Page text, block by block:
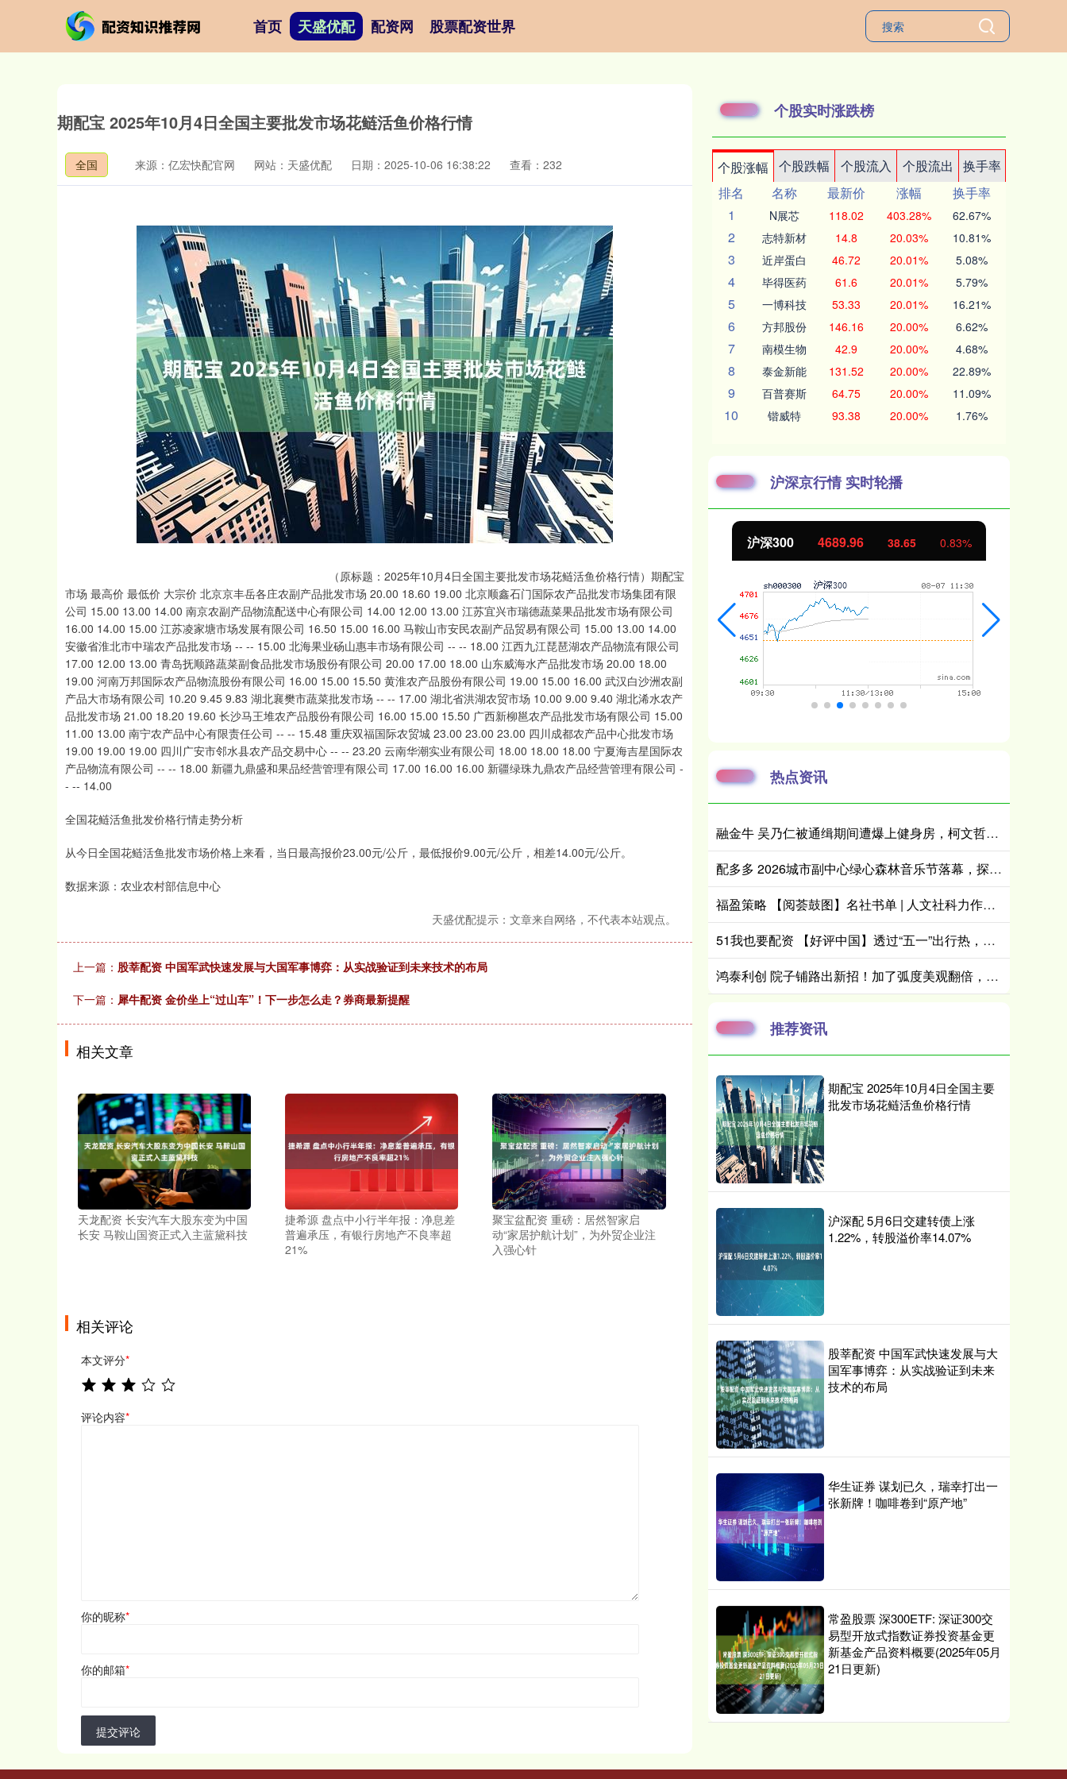
首页 天盛优配 配资网 股票配资世界
期配宝 2025年10月4日全国主要批发市场花鲢活鱼价格行情
全国 来源：亿宏快配官网 网站：天盛优配 日期：2025-10-06 16:38:22 查看：232
（原标题：2025年10月4日全国主要批发市场花鲢活鱼价格行情）期配宝
市场 最高价 最低价 大宗价 北京京丰岳各庄农副产品批发市场 20.00 18.60 19.00 北京顺鑫石门国际农产品批发市场集团有限
公司 15.00 13.00 14.00 南京农副产品物流配送中心有限公司 14.00 12.00 13.00 江苏宜兴市瑞德蔬菜果品批发市场有限公司
16.00 14.00 15.00 江苏凌家塘市场发展有限公司 16.50 15.00 16.00 马鞍山市安民农副产品贸易有限公司 15.00 13.00 14.00
安徽省淮北市中瑞农产品批发市场 -- -- 15.00 北海果业砀山惠丰市场有限公司 -- -- 18.00 江西九江琵琶湖农产品物流有限公司
17.00 12.00 13.00 青岛抚顺路蔬菜副食品批发市场股份有限公司 20.00 17.00 18.00 山东威海水产品批发市场 20.00 18.00
19.00 河南万邦国际农产品物流股份有限公司 16.00 15.00 15.50 黄淮农产品股份有限公司 19.00 15.00 16.00 武汉白沙洲农副
产品大市场有限公司 10.20 9.45 9.83 湖北襄樊市蔬菜批发市场 -- -- 17.00 湖北省洪湖农贸市场 10.00 9.00 9.40 湖北浠水农产
品批发市场 21.00 18.20 19.60 长沙马王堆农产品股份有限公司 16.00 15.00 15.50 广西新柳邕农产品批发市场有限公司 15.00
11.00 13.00 南宁农产品中心有限责任公司 -- -- 15.48 重庆双福国际农贸城 23.00 23.00 23.00 四川成都农产品中心批发市场
19.00 19.00 19.00 四川广安市邻水县农产品交易中心 -- -- 23.20 云南华潮实业有限公司 18.00 18.00 18.00 宁夏海吉星国际农
产品物流有限公司 -- -- 18.00 新疆九鼎盛和果品经营管理有限公司 17.00 16.00 16.00 新疆绿珠九鼎农产品经营管理有限公司 -
- -- 14.00
全国花鲢活鱼批发价格行情走势分析
从今日全国花鲢活鱼批发市场价格上来看，当日最高报价23.00元/公斤，最低报价9.00元/公斤，相差14.00元/公斤。
数据来源：农业农村部信息中心
天盛优配提示：文章来自网络，不代表本站观点。
上一篇： 股莘配资 中国军武快速发展与大国军事博弈：从实战验证到未来技术的布局
下一篇： 犀牛配资 金价坐上“过山车”！下一步怎么走？券商最新提醒
相关文章
天龙配资 长安汽车大股东变为中国
长安 马鞍山国资正式入主蓝黛科技
捷希源 盘点中小行半年报：净息差
普遍承压，有银行房地产不良率超
21%
聚宝盆配资 重磅：居然智家启
动“家居护航计划”，为外贸企业注
入强心针
相关评论
本文评分*
评论内容*
你的昵称*
你的邮箱*
提交评论
个股实时涨跌榜
个股涨幅 个股跌幅 个股流入 个股流出
换手率
排名
名称 最新价 涨幅
换手率
1
N展芯 118.02 403.28% 62.67%
2 志特新材 14.8 20.03% 10.81%
3 近岸蛋白 46.72 20.01% 5.08%
4 毕得医药 61.6 20.01% 5.79%
5 一博科技 53.33 20.01% 16.21%
6 方邦股份 146.16 20.00% 6.62%
7 南模生物 42.9 20.00% 4.68%
8 泰金新能 131.52 20.00% 22.89%
9 百普赛斯 64.75 20.00% 11.09%
10 锴威特 93.38 20.00% 1.76%
沪深京行情 实时轮播
深证成指 14295.08 184.96 1.31% 沪深300 4689.96 38.65 北证50 1129.72 6.84 0.61%
热点资讯
融金牛 吴乃仁被通缉期间遭爆上健身房，柯文哲：他是赖清德干爹，我怎跟他比
配多多 2026城市副中心绿心森林音乐节落幕，探索文化赋能城市发展新路径
福盈策略 【阅荟鼓图】名社书单 | 人文社科力作联合呈现
51我也要配资 【好评中国】透过“五一”出行热，看见“流动中国”的活力与韧性
鸿泰利创 院子铺路出新招！加了弧度美观翻倍，有层次超适合 “布景”！_瓦片_地面_装修
推荐资讯
期配宝 2025年10月4日全国主要
批发市场花鲢活鱼价格行情
沪深配 5月6日交建转债上涨
1.22%，转股溢价率14.07%
股莘配资 中国军武快速发展与大
国军事博弈：从实战验证到未来
技术的布局
华生证券 谋划已久，瑞幸打出一
张新牌！咖啡卷到“原产地”
常盈股票 深300ETF: 深证300交
易型开放式指数证券投资基金更
新基金产品资料概要(2025年05月
21日更新)